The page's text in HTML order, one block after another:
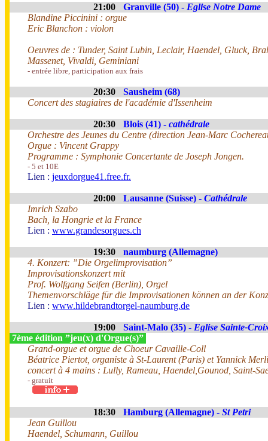
21:00 Granville (50) - Eglise Notre Dame
Blandine Piccinini : orgue
Eric Blanchon : violon
Oeuvres de : Tunder, Saint Lubin, Leclair, Haendel, Gluck,
Massenet, Vivaldi, Geminiani
- entrée libre, participation aux frais
20:30
Sausheim (68)
Concert des stagiaires de l'académie d'Issenheim
20:30 Blois (41) - cathédrale
Orchestre des Jeunes du Centre (direction Jean-Marc
Orgue : Vincent Grappy
Programme : Symphonie Concertante de Joseph Jongen.
- 5 et 10E
Lien : jeuxdorgue41.free.fr.
20:00 Lausanne (Suisse) - Cathédrale
Imrich Szabo
Bach, la Hongrie et la France
Lien : www.grandesorgues.ch
19:30
naumburg (Allemagne)
4. Konzert: ”Die Orgelimprovisation”
Improvisationskonzert mit
Prof. Wolfgang Seifen (Berlin), Orgel
Themenvorschläge für die Improvisationen können an der
Lien : www.hildebrandtorgel-naumburg.de
19:00 Saint-Malo (35) - Eglise Sainte-
7ème édition ”jeu(x) d'Orgue(s)”
Grand-orgue et orgue de Choeur Cavaille-Coll
Béatrice Piertot, organiste à St-Laurent (Paris) et Yannick
concert à 4 mains : Lully, Rameau, Haendel,Gounod, Saint-
- gratuit
18:30 Hamburg (Allemagne) - St Petri
Jean Guillou
Haendel, Schumann, Guillou